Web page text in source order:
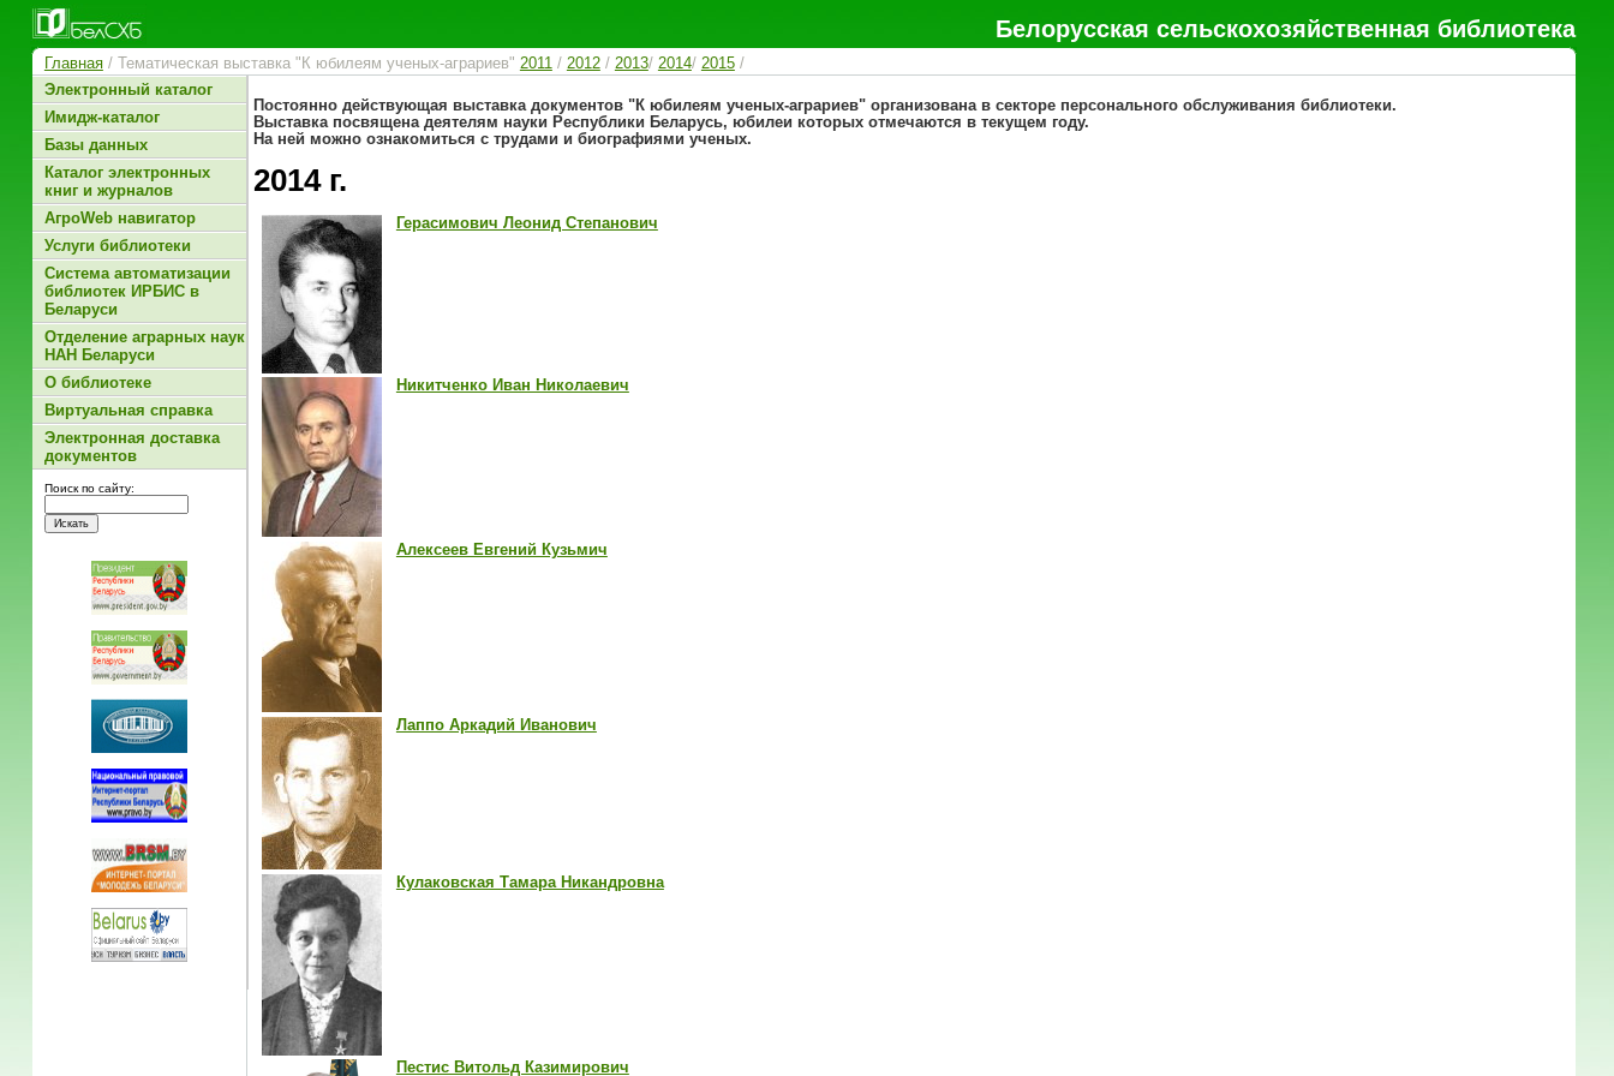
Главная/ Тематическая выставка "К юбилеям ученых-аграриев" 2011/ 2012/ 2013/ 2014/ 2015/
Белорусская сельскохозяйственная библиотека
Электронный каталог
Имидж-каталог
Базы данных
Каталог электронных
книг и журналов
АгроWeb навигатор
Услуги библиотеки
Система автоматизации
библиотек ИРБИС в
Беларуси
Отделение аграрных наук
НАН Беларуси
О библиотеке
Виртуальная справка
Электронная доставка
документов
Поиск по сайту:
Постоянно действующая выставка документов "К юбилеям ученых-аграриев" организована в секторе персонального обслуживания библиотеки.
Выставка посвящена деятелям науки Республики Беларусь, юбилеи которых отмечаются в текущем году.
На ней можно ознакомиться с трудами и биографиями ученых.
2014 г.
Герасимович Леонид Степанович
Никитченко Иван Николаевич
Алексеев Евгений Кузьмич
Лаппо Аркадий Иванович
Кулаковская Тамара Никандровна
Пестис Витольд Казимирович